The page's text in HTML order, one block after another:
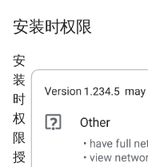
安装时权限
安
装
时
权
限
授